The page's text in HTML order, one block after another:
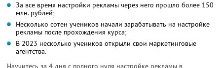
За все время настройки рекламы через него прошло более 150
млн. рублей;
Несколько сотен учеников начали зарабатывать на настройке
рекламы после прохождения курса;
В 2023 несколько учеников открыли свои маркетинговые
агентства.
Научитесь за 4 дня с полного нуля настройке рекламы в